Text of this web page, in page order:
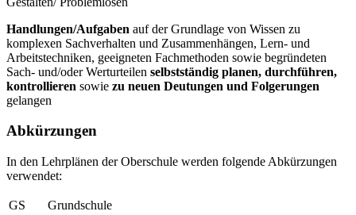
Handlungen/Aufgaben auf der Grundlage von Wissen zu
komplexen Sachverhalten und Zusammenhängen, Lern- und
Arbeitstechniken, geeigneten Fachmethoden sowie begründeten
Sach- und/oder Werturteilen selbstständig planen, durchführen,
kontrollieren sowie zu neuen Deutungen und Folgerungen
gelangen
Abkürzungen
In den Lehrplänen der Oberschule werden folgende Abkürzungen
verwendet:
GS
Grundschule